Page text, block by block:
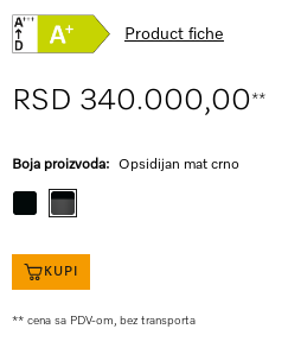
Product fiche
RSD 340.000,00**
Boja proizvoda: Opsidijan mat crno
KUPI
** cena sa PDV-om, bez transporta